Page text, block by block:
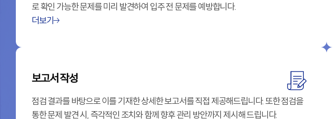
로 확인 가능한 문제를 미리 발견하여 입주 전 문제를 예방합니다.
더보기
보고서 작성
점검 결과를 바탕으로 이를 기재한 상세한 보고서를 직접 제공해드립니다. 또한 점검을
통한 문제 발견 시, 즉각적인 조치와 함께 향후 관리 방안까지 제시해 드립니다.
이편
이편
e편한